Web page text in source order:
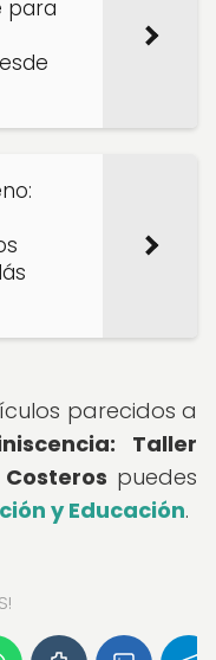
para
parecidos a
Taller
puedes
y Educación.